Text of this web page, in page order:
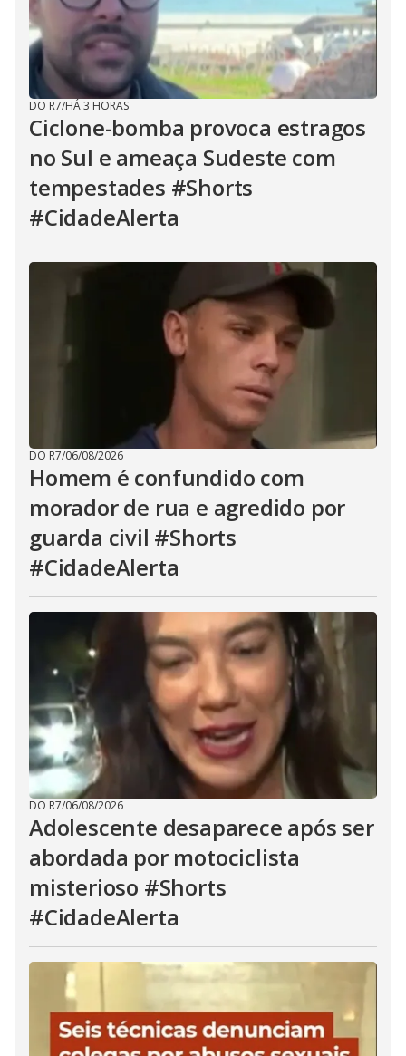
DO R7/HÁ 3 HORAS
Ciclone-bomba provoca estragos
no Sul e ameaça Sudeste com
tempestades #Shorts
#CidadeAlerta
DO R7/06/08/2026
Homem é confundido com
morador de rua e agredido por
guarda civil #Shorts
#CidadeAlerta
DO R7/06/08/2026
Adolescente desaparece após ser
abordada por motociclista
misterioso #Shorts
#CidadeAlerta